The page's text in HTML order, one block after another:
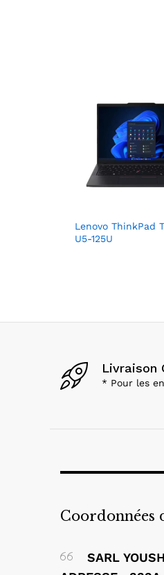
Lenovo ThinkPad
U5-125U
Livraison
* Pour les
Coordonnées
SARL